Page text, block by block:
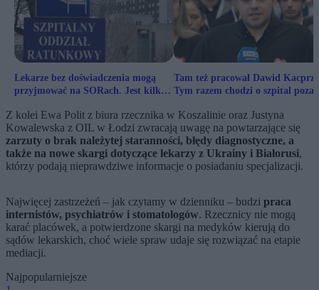
Lekarze bez doświadczenia mogą
przyjmować na SORach. Jest kilka
Tam też pracował Dawid
Tym razem chodzi o szpital poza
Z kolei Ewa Polit z biura rzecznika w Koszalinie oraz Justyna
Kowalewska z OIL w Łodzi zwracają uwagę na powtarzające się
zarzuty o brak należytej staranności, błędy diagnostyczne, a
także na nowe skargi dotyczące lekarzy z Ukrainy i Białorusi,
którzy podają nieprawdziwe informacje o posiadaniu specjalizacji.
Najwięcej zastrzeżeń – jak czytamy w dzienniku – budzi praca
internistów, psychiatrów i stomatologów. Rzecznicy nie mogą
karać placówek, a potwierdzone skargi na medyków kierują do
sądów lekarskich, choć wiele spraw udaje się rozwiązać na etapie
mediacji.
Najpopularniejsze